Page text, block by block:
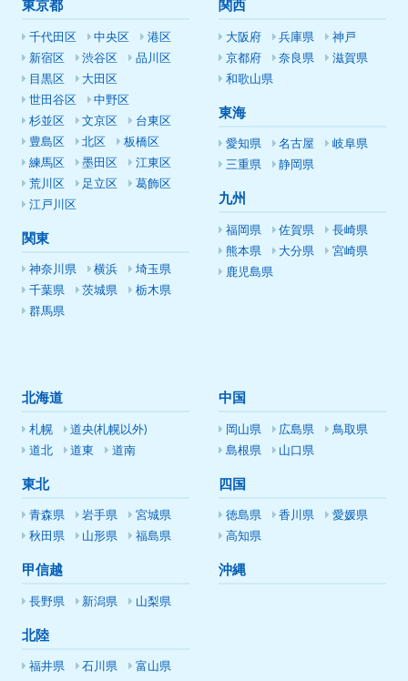
東京都
千代田区 中央区
港区
新宿区
渋谷区
品川区
目黒区
大田区
世田谷区
中野区
杉並区
文京区
台東区
豊島区
北区
板橋区
練馬区
墨田区
江東区
荒川区
足立区
葛飾区
江戸川区
関東
神奈川県 横浜
埼玉県
千葉県
茨城県
栃木県
群馬県
関西
大阪府 兵庫県
神戸
京都府
奈良県
滋賀県
和歌山県
東海
愛知県 名古屋
岐阜県
三重県
静岡県
九州
福岡県 佐賀県
長崎県
熊本県
大分県
宮崎県
鹿児島県
北海道
札幌
道央(札幌以外)
道北
道東 道南
東北
青森県 岩手県
宮城県
秋田県
山形県 福島県
甲信越
長野県 新潟県 山梨県
北陸
福井県 石川県 富山県
中国
岡山県 広島県
鳥取県
島根県
山口県
四国
徳島県 香川県
愛媛県
高知県
沖縄